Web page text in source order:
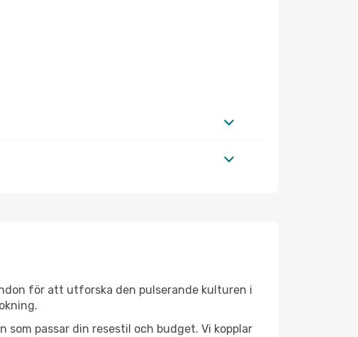
för att utforska den pulserande kulturen i
passar din resestil och budget. Vi kopplar